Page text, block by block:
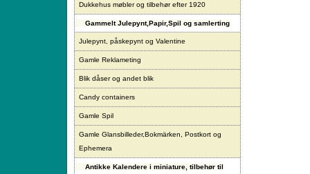
Dukkehus møbler og tilbehør efter 1920
Gammelt Julepynt,Papir,Spil og samlerting
Julepynt, påskepynt og Valentine
Gamle Reklameting
Blik dåser og andet blik
Candy containers
Gamle Spil
Gamle Glansbilleder,Bokmärken, Postkort og
Ephemera
Antikke Kalendere i miniature, tilbehør til